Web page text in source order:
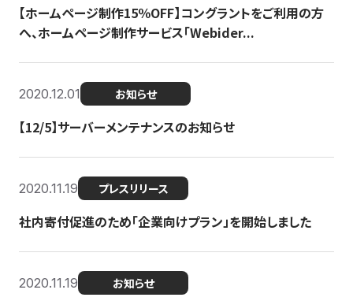
【ホームページ制作15％OFF】コングラントをご利用の方
へ、ホームページ制作サービス「Webider...
2020.12.01 お知らせ
【12/5】サーバーメンテナンスのお知らせ
2020.11.19 プレスリリース
社内寄付促進のため「企業向けプラン」を開始しました
2020.11.19 お知らせ